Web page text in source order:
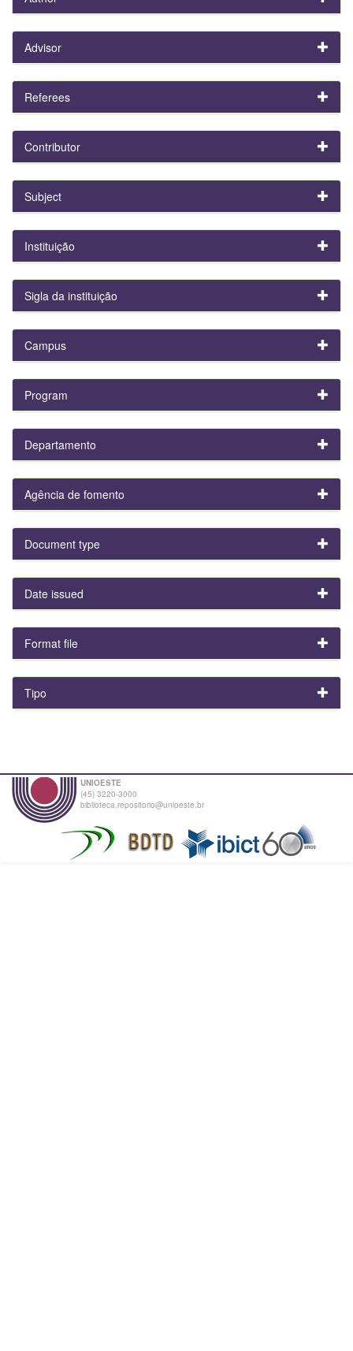
Advisor
Referees
Contributor
Subject
Instituição
Sigla da instituição
Campus
Program
Departamento
Agência de fomento
Document type
Date issued
Format file
Tipo
UNIOESTE
(45) 3220-3000
biblioteca.repositorio@unioeste.br